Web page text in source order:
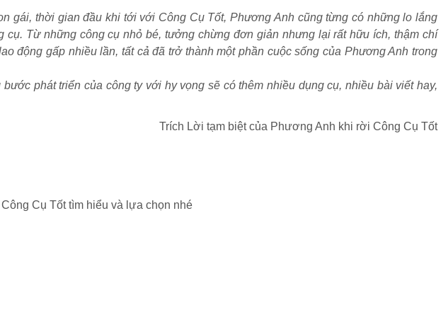
gái, thời gian đầu khi tới với Công Cụ Tốt, Phương Anh cũng từng có những lo lắng
Từ những công cụ nhỏ bé, tưởng chừng đơn giản nhưng lại rất hữu ích, thậm chí
động gấp nhiều lần, tất cả đã trở thành một phần cuộc sống của Phương Anh trong
phát triển của công ty với hy vọng sẽ có thêm nhiều dụng cụ, nhiều bài viết hay,
Trích Lời tạm biệt của Phương Anh khi rời Công Cụ Tốt
Cụ Tốt tìm hiểu và lựa chọn nhé